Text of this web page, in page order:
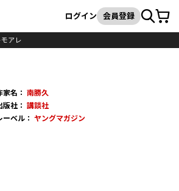
検索
ログイン 会員登録カート
アレ
家名： 南勝久
版社： 講談社
ーベル： ヤングマガジン